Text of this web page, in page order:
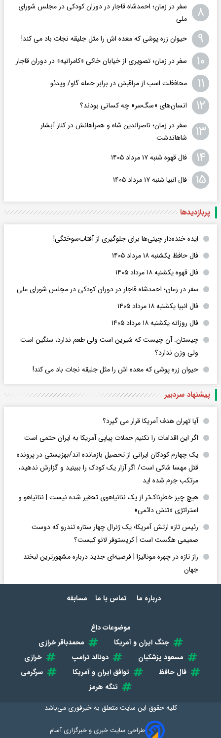
۸
سفر در زمان؛ احمدشاه قاجار در دوران کودکی در مجلس شورای
ملی
۹ حیوان زره پوشی که معده اش را مثل جلیقه نجات باد می کند!
۱۰ سفر در زمان؛ تصویری از خیابان خاکی «کامرانیه» در دوران قاجار
۱۱ محافظت اسب از مراقبش در برابر حمله گاو/ ویدئو
۱۲ انسان‌های «سگ‌سر» چه کسانی بودند؟
۱۳
سفر در زمان؛ ناصرالدین شاه و همراهانش در کنار آبشار
شاهاندشت
۱۴ فال قهوه شنبه ۱۷ مرداد ۱۴۰۵
۱۵ فال انبیا شنبه ۱۷ مرداد ۱۴۰۵
پربازدید‌ها
ایده خنده‌دار چینی‌ها برای جلوگیری از آفتاب‌سوختگی!
فال حافظ یکشنبه ۱۸ مرداد ۱۴۰۵
فال قهوه یکشنبه ۱۸ مرداد ۱۴۰۵
سفر در زمان؛ احمدشاه قاجار در دوران کودکی در مجلس شورای ملی
فال انبیا یکشنبه ۱۸ مرداد ۱۴۰۵
فال روزانه یکشنبه ۱۸ مرداد ۱۴۰۵
چیستان: آن چیست که شیرین است ولی طعم ندارد، سنگین است
ولی وزن ندارد؟
حیوان زره پوشی که معده اش را مثل جلیقه نجات باد می کند!
پیشنهاد سردبیر
آیا تهران هدف آمریکا قرار می گیرد؟
اگر این اقدامات را نکنیم حملات پیاپی آمریکا به ایران حتمی است
یک چهارم کودکان ایرانی از تحصیل بازمانده اند/بهزیستی در پرونده
قتل مهسا شاکی است/ اگر آزار یک کودک را ببینید و گزارش ندهید،
مرتکب جرم شده اید
هیچ چیز خطرناک‌تر از یک نتانیاهوی تحقیر شده نیست | نتانیاهو و
استراتژی «تنش دائمی»
رئیس تازه ارتش آمریکا؛ یک ژنرال چهار ستاره تندرو که دوست
صمیمی هگست است | کریستوفر لانو کیست؟
راز تازه در چهره مونالیزا | فرضیه‌ای جدید درباره مشهورترین لبخند
جهان
درباره ما تماس با ما مسابقه
موضوعات داغ
جنگ ایران و آمریکا
محمدباقر خرازی
مسعود پزشکیان
دونالد ترامپ
خرازی
فال حافظ
توافق ایران و آمریکا
سرگرمی
تنگه هرمز
کلیه حقوق این سایت متعلق بهخبرفوری می‌باشد
طراحی سایت خبری و خبرگزاری آسام